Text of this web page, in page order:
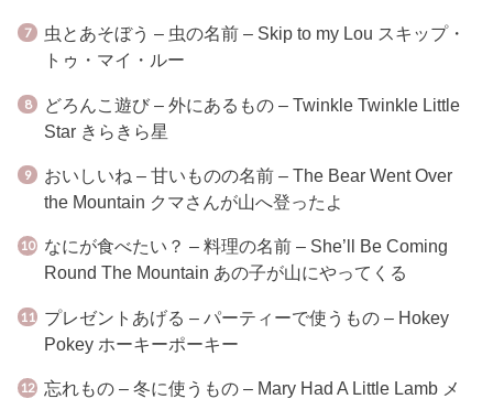
虫とあそぼう – 虫の名前 – Skip to my Lou スキップ・
トゥ・マイ・ルー
どろんこ遊び – 外にあるもの – Twinkle Twinkle Little
Star きらきら星
おいしいね – 甘いものの名前 – The Bear Went Over
the Mountain クマさんが山へ登ったよ
なにが食べたい？ – 料理の名前 – She’ll Be Coming
Round The Mountain あの子が山にやってくる
プレゼントあげる – パーティーで使うもの – Hokey
Pokey ホーキーポーキー
忘れもの – 冬に使うもの – Mary Had A Little Lamb メ